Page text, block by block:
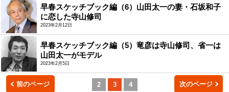
早春スケッチブック編（6）山田太一の妻・石坂和子
に恋した寺山修司
2023年2月12日
早春スケッチブック編（5）竜彦は寺山修司、省一は
山田太一がモデル
2023年2月5日
前のページ 2 3 4 次のページ